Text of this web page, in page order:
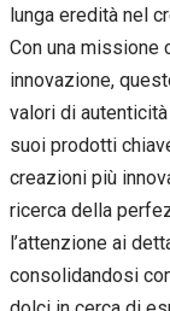
lunga eredità nel
Con una missione
innovazione,
valori di
suoi prodotti
creazioni più
ricerca della
l’attenzione ai
consolidandosi